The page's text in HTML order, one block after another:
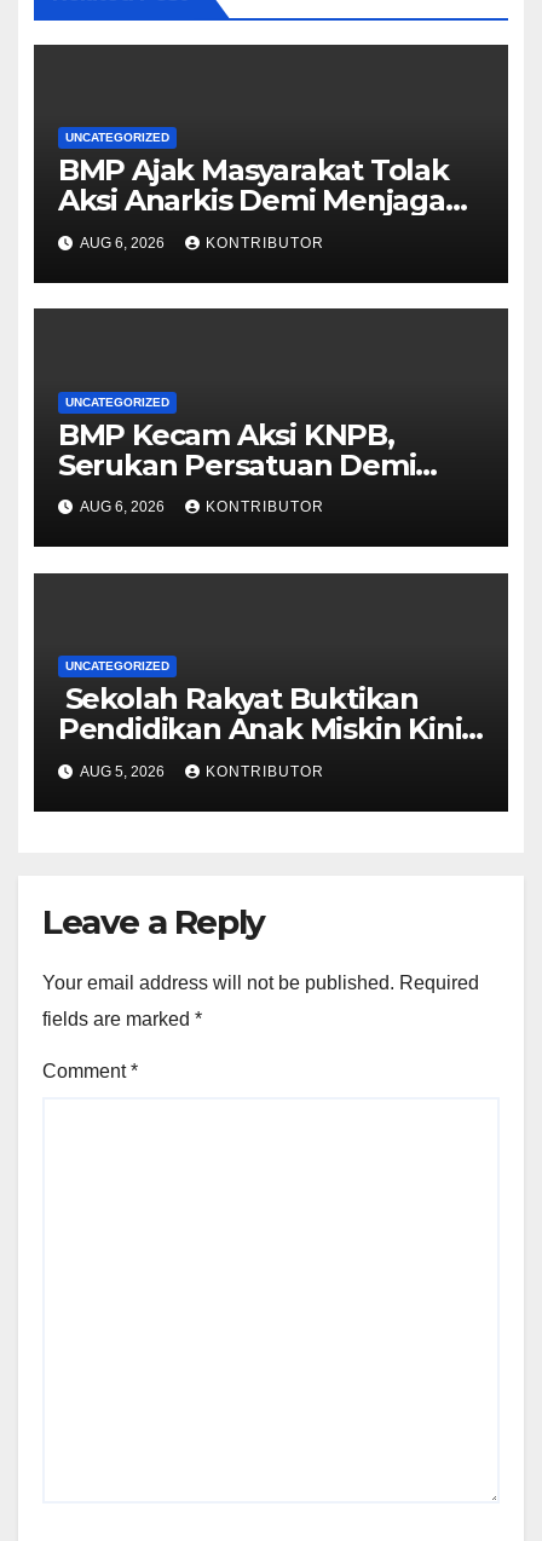
UNCATEGORIZED
BMP Ajak Masyarakat Tolak
Aksi Anarkis Demi Menjaga
Keamanan dan
Pembangunan Papua
AUG 6, 2026 KONTRIBUTOR
UNCATEGORIZED
BMP Kecam Aksi KNPB,
Serukan Persatuan Demi
Papua yang Kondusif
AUG 6, 2026 KONTRIBUTOR
UNCATEGORIZED
Sekolah Rakyat Buktikan
Pendidikan Anak Miskin Kini
Menjadi Prioritas Negara
AUG 5, 2026 KONTRIBUTOR
Leave a Reply
Your email address will not be published. Required
fields are marked *
Comment*